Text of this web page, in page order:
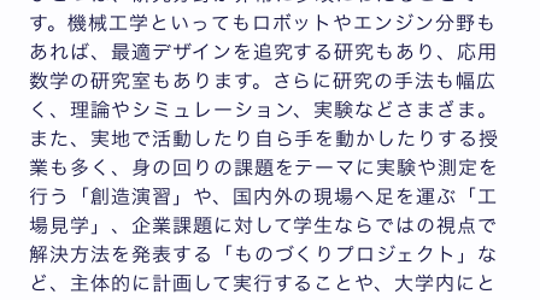
す。機械工学といってもロボットやエンジン分野も
あれば、最適デザインを追究する研究もあり、応用
数学の研究室もあります。さらに研究の手法も幅広
く、理論やシミュレーション、実験などさまざま。
また、実地で活動したり自ら手を動かしたりする授
業も多く、身の回りの課題をテーマに実験や測定を
行う「創造演習」や、国内外の現場へ足を運ぶ「工
場見学」、企業課題に対して学生ならではの視点で
解決方法を発表する「ものづくりプロジェクト」な
ど、主体的に計画して実行することや、大学内にと